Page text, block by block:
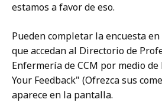
estamos a favor de eso.
Pueden completar la encuesta
que accedan al Directorio de
Enfermería de CCM por medio
Your Feedback" (Ofrezca sus
aparece en la pantalla.